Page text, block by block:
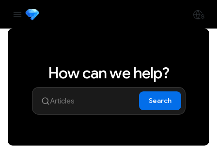
How can we help?
Search